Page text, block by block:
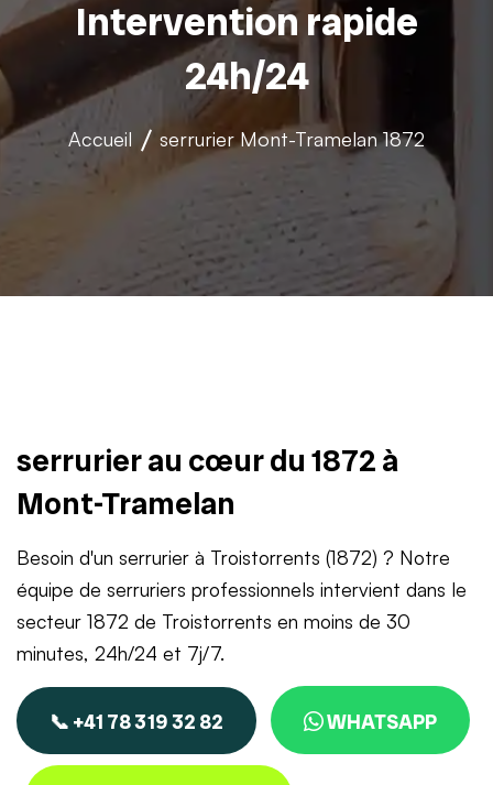
Intervention rapide
24h/24
Accueil serrurier Mont-Tramelan 1872
serrurier au cœur du 1872 à
Mont-Tramelan
Besoin d'un serrurier à Troistorrents (1872) ? Notre
équipe de serruriers professionnels intervient dans le
secteur 1872 de Troistorrents en moins de 30
minutes, 24h/24 et 7j/7.
📞 +41 78 319 32 82 WHATSAPP